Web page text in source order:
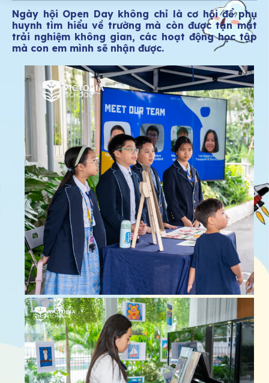
Ngày hội Open Day không chỉ là cơ hội để phụ
huynh tìm hiểu về trường mà còn được tận mắt
trải nghiệm không gian, các hoạt động học tập
mà con em mình sẽ nhận được.